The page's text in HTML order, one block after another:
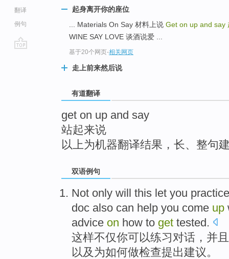
翻译
例句
起身离开你的座位
... Materials On Say 材料上说 Get on up and say
WINE SAY LOVE 谈酒说爱 ...
基于20个网页-相关网页
走上前来然后说
有道翻译
get on up and say
站起来说
以上为机器翻译结果，长、整句
双语例句
Not only will this let you
doc also can help you come up
advice on how to get tested.
这样不仅你可以练习对话 ，并且
以及 为如何做检查提出建议。